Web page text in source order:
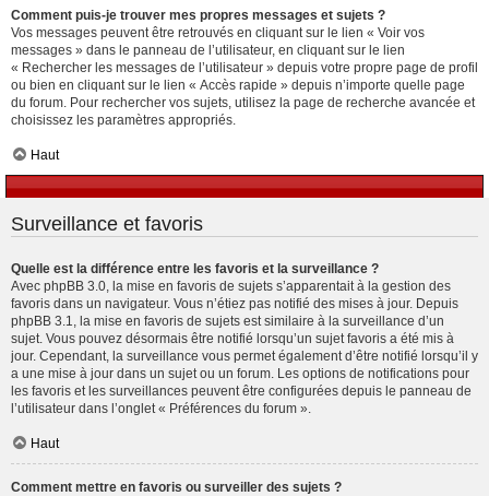
Comment puis-je trouver mes propres messages et sujets ?
Vos messages peuvent être retrouvés en cliquant sur le lien « Voir vos
messages » dans le panneau de l’utilisateur, en cliquant sur le lien
« Rechercher les messages de l’utilisateur » depuis votre propre page de profil
ou bien en cliquant sur le lien « Accès rapide » depuis n’importe quelle page
du forum. Pour rechercher vos sujets, utilisez la page de recherche avancée et
choisissez les paramètres appropriés.
Haut
Surveillance et favoris
Quelle est la différence entre les favoris et la surveillance ?
Avec phpBB 3.0, la mise en favoris de sujets s’apparentait à la gestion des
favoris dans un navigateur. Vous n’étiez pas notifié des mises à jour. Depuis
phpBB 3.1, la mise en favoris de sujets est similaire à la surveillance d’un
sujet. Vous pouvez désormais être notifié lorsqu’un sujet favoris a été mis à
jour. Cependant, la surveillance vous permet également d’être notifié lorsqu’il y
a une mise à jour dans un sujet ou un forum. Les options de notifications pour
les favoris et les surveillances peuvent être configurées depuis le panneau de
l’utilisateur dans l’onglet « Préférences du forum ».
Haut
Comment mettre en favoris ou surveiller des sujets ?